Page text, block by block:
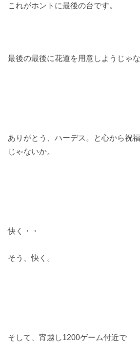
これがホントに最後の台です。
最後の最後に花道を用意しようじゃな
ありがとう、ハーデス。と心から祝
じゃないか。
快く・・
そう、快く。
そして、宵越し1200ゲーム付近で